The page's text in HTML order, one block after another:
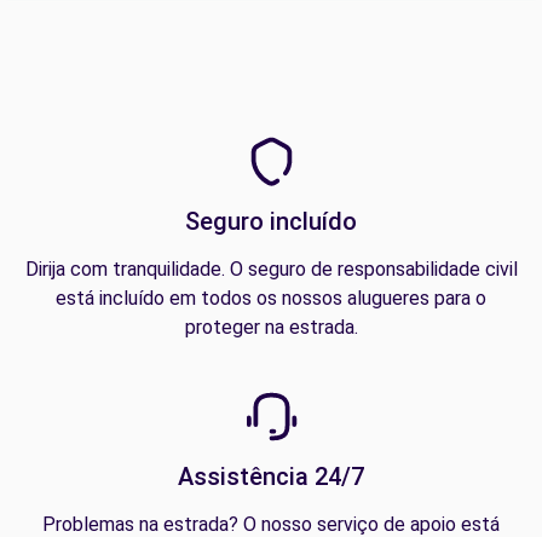
Seguro incluído
Dirija com tranquilidade. O seguro de responsabilidade civil
está incluído em todos os nossos alugueres para o
proteger na estrada.
Assistência 24/7
Problemas na estrada? O nosso serviço de apoio está